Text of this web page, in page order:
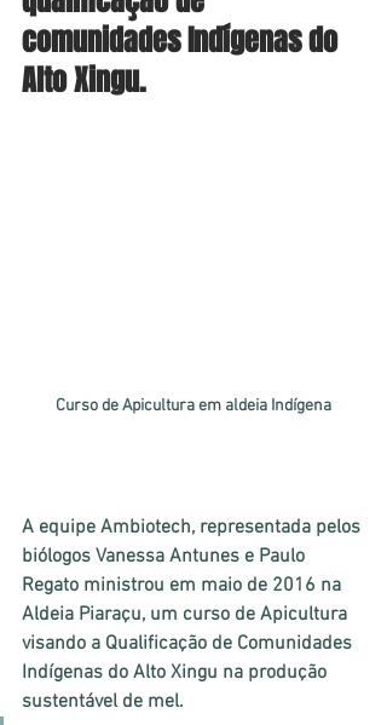
comunidades Indígenas do
Alto Xingu.
Curso de Apicultura em aldeia Indígena
A equipe Ambiotech, representada pelos
biólogos Vanessa Antunes e Paulo
Regato ministrou em maio de 2016 na
Aldeia Piaraçu, um curso de Apicultura
visando a Qualificação de Comunidades
Indígenas do Alto Xingu na produção
sustentável de mel.